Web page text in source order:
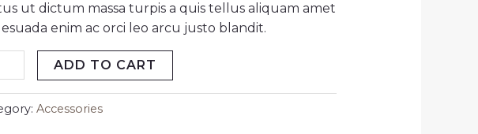
ut dictum massa turpis a quis tellus aliquam amet
enim ac orci leo arcu justo blandit.
ADD TO CART
Accessories